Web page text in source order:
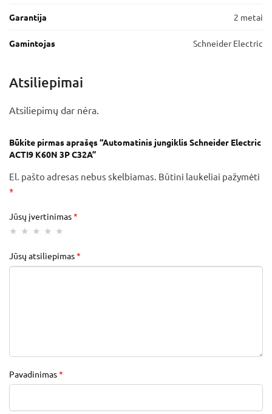
Garantija 2 metai
Gamintojas Schneider Electric
Atsiliepimai
Atsiliepimų dar nėra.
Būkite pirmas aprašęs “Automatinis jungiklis Schneider Electric
ACTI9 K60N 3P C32A”
El. pašto adresas nebus skelbiamas. Būtini laukeliai pažymėti
*
Jūsų įvertinimas*
Jūsų atsiliepimas*
Pavadinimas*